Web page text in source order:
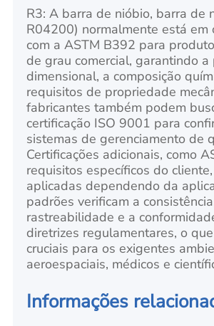
R3: A barra de nióbio, barra de
R04200) normalmente está em
com a ASTM B392 para
de grau comercial, garantindo a
dimensional, a composição
requisitos de propriedade
fabricantes também podem
certificação ISO 9001 para
sistemas de gerenciamento de
Certificações adicionais, como
requisitos específicos do
aplicadas dependendo da
padrões verificam a
rastreabilidade e a
diretrizes regulamentares, o
cruciais para os exigentes
aeroespaciais, médicos e
Informações